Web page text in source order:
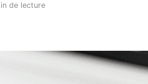
de lecture